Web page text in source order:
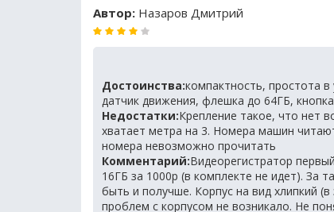
Автор: Назаров Дмитрий
Достоинства:компактность, простота
датчик движения, флешка до 64ГБ,
Недостатки:Крепление такое, что нет
хватает метра на 3. Номера машин
номера невозможно прочитать
Комментарий:Видеорегистратор
16ГБ за 1000р (в комплекте не идет). За
быть и получше. Корпус на вид хлипкий
проблем с корпусом не возникало. Не